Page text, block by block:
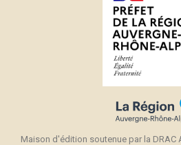
Maison d'édition soutenue par la DRAC